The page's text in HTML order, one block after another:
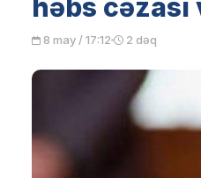
həbs
8 may / 17:12 2 dəq